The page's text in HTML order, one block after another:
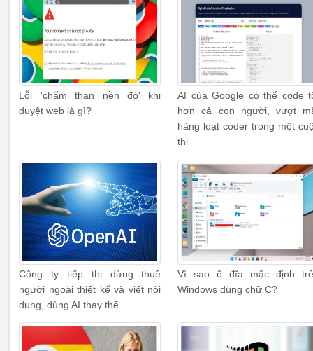
Lỗi 'chấm than nền đỏ' khi
duyệt web là gì?
AI của Google có thể code
hơn cả con người, vượt
hàng loạt coder trong một
thi
Công ty tiếp thị dừng thuê
người ngoài thiết kế và viết nội
dung, dùng AI thay thế
Vì sao ổ đĩa mặc định
Windows dùng chữ C?